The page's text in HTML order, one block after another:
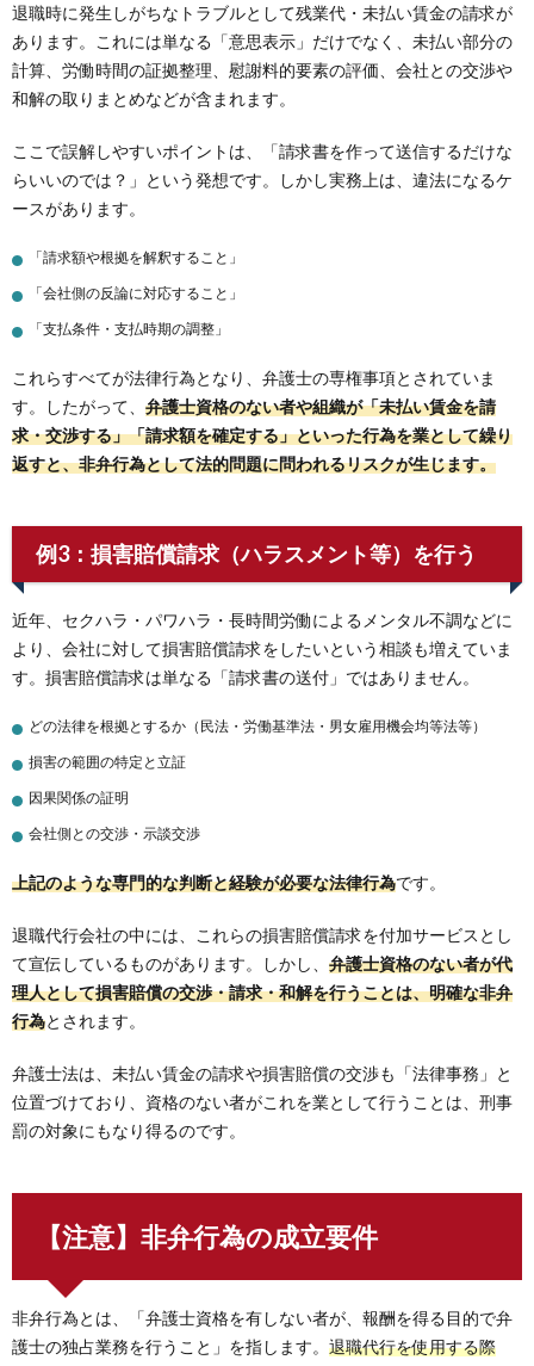
退職時に発生しがちなトラブルとして残業代・未払い賃金の請求が
あります。これには単なる「意思表示」だけでなく、未払い部分の
計算、労働時間の証拠整理、慰謝料的要素の評価、会社との交渉や
和解の取りまとめなどが含まれます。
ここで誤解しやすいポイントは、「請求書を作って送信するだけな
らいいのでは？」という発想です。しかし実務上は、違法になるケ
ースがあります。
「請求額や根拠を解釈すること」
「会社側の反論に対応すること」
「支払条件・支払時期の調整」
これらすべてが法律行為となり、弁護士の専権事項とされていま
す。したがって、 弁護士資格のない者や組織が「未払い賃金を請
求・交渉する」「請求額を確定する」といった行為を業として繰り
返すと、非弁行為として法的問題に問われるリスクが生じます。
例3：損害賠償請求（ハラスメント等）を行う
近年、セクハラ・パワハラ・長時間労働によるメンタル不調などに
より、会社に対して損害賠償請求をしたいという相談も増えていま
す。損害賠償請求は単なる「請求書の送付」ではありません。
どの法律を根拠とするか（民法・労働基準法・男女雇用機会均等法等）
損害の範囲の特定と立証
因果関係の証明
会社側との交渉・示談交渉
上記のような専門的な判断と経験が必要な法律行為です。
退職代行会社の中には、これらの損害賠償請求を付加サービスとし
て宣伝しているものがあります。しかし、 弁護士資格のない者が代
理人として損害賠償の交渉・請求・和解を行うことは、明確な非弁
行為とされます。
弁護士法は、未払い賃金の請求や損害賠償の交渉も「法律事務」と
位置づけており、資格のない者がこれを業として行うことは、刑事
罰の対象にもなり得るのです。
【注意】非弁行為の成立要件
非弁行為とは、「弁護士資格を有しない者が、報酬を得る目的で弁
護士の独占業務を行うこと」を指します。 退職代行を使用する際